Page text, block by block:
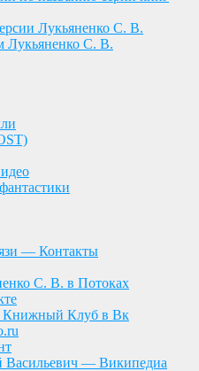
Лукьяненко С. В.
Лукьяненко С. В.
— Контакты
С. В. в Потоках
Книжный Клуб в Вк
Васильевич — Википедиа